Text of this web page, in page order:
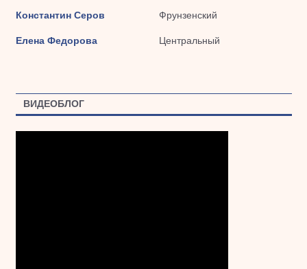
Константин Серов Фрунзенский
Елена Федорова Центральный
ВИДЕОБЛОГ